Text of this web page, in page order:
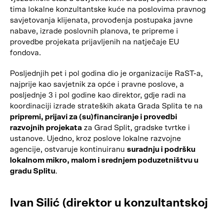
tima lokalne konzultantske kuće na poslovima pravnog
savjetovanja klijenata, provođenja postupaka javne
nabave, izrade poslovnih planova, te pripreme i
provedbe projekata prijavljenih na natječaje EU
fondova.
Posljednjih pet i pol godina dio je organizacije RaST-a,
najprije kao savjetnik za opće i pravne poslove, a
posljednje 3 i pol godine kao direktor, gdje radi na
koordinaciji izrade strateških akata Grada Splita te na
pripremi, prijavi za (su)financiranje i provedbi
razvojnih projekata za Grad Split, gradske tvrtke i
ustanove. Ujedno, kroz poslove lokalne razvojne
agencije, ostvaruje kontinuiranu suradnju i podršku
lokalnom mikro, malom i srednjem poduzetništvu u
gradu Splitu.
Ivan Silić (direktor u konzultantskoj